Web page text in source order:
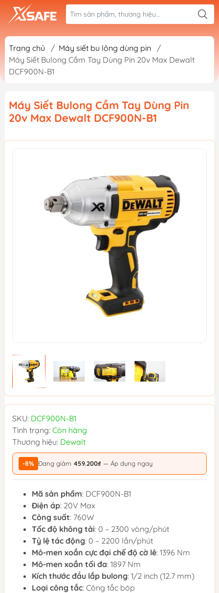
Trang chủ / Máy siết bu lông dùng pin
/
Máy Siết Bulong Cầm Tay Dùng Pin 20v Max Dewalt
DCF900N-B1
Máy Siết Bulong Cầm Tay Dùng Pin
20v Max Dewalt DCF900N-B1
SKU: DCF900N-B1
Tình trạng: Còn hàng
Thương hiệu: Dewalt
-8% Đang giảm 459.200₫ — Áp dụng ngay
Mã sản phẩm: DCF900N-B1
Điện áp: 20V Max
Công suất: 760W
Tốc độ không tải: 0 – 2300 vòng/phút
Tỷ lệ tác động: 0 – 2200 lần/phút
Mô-men xoắn cực đại chế độ cờ lê: 1396 Nm
Mô-men xoắn tối đa: 1897 Nm
Kích thước đầu lắp bulong: 1/2 inch (12.7 mm)
Loại công tắc: Công tắc bóp